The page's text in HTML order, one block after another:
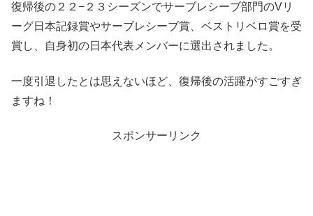
復帰後の２２−２３シーズンでサーブレシーブ部門のVリ
ーグ日本記録賞やサーブレシーブ賞、ベストリベロ賞を受
賞し、自身初の日本代表メンバーに選出されました。
一度引退したとは思えないほど、復帰後の活躍がすごすぎ
ますね！
スポンサーリンク